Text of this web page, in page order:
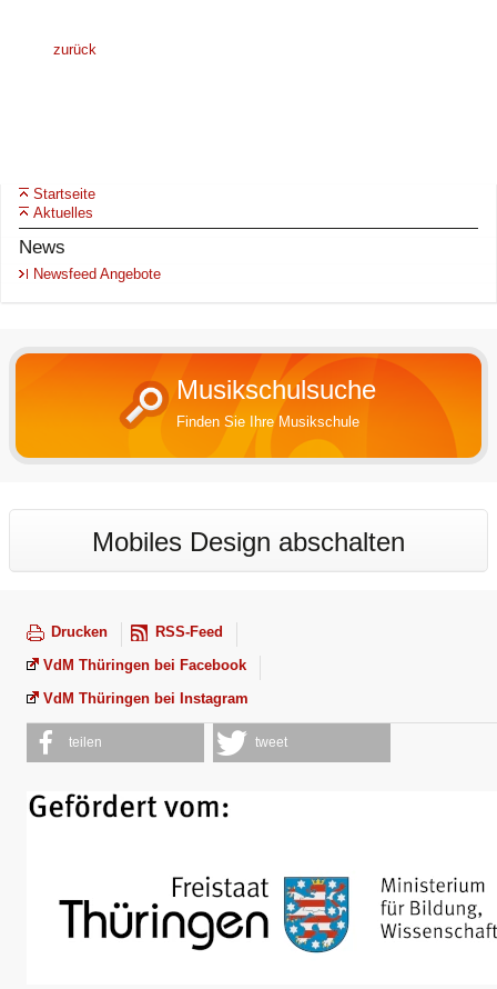
zurück
Startseite
Aktuelles
News
Newsfeed Angebote
Musikschulsuche
Finden Sie Ihre Musikschule
Mobiles Design abschalten
Drucken
RSS-Feed
VdM Thüringen bei Facebook
VdM Thüringen bei Instagram
teilen tweet